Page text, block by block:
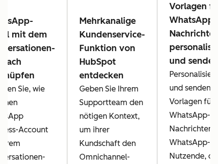
mit dem
Sie, wie
Account
Mehrkanalige
Kundenservice-
Funktion von
HubSpot
entdecken
Geben Sie Ihrem
Supportteam den
nötigen Kontext,
um ihrer
Kundschaft den
Omnichannel-
Vorlagen
WhatsApp-
und senden
und senden
Vorlagen für
WhatsApp-
Nachrichten
WhatsApp-
Nutzende,